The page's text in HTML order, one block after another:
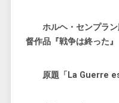
ホルヘ・センプラ
督作品『戦争は終った』
原題「La Guerre